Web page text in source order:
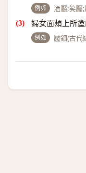
例如 酒靨;笑靨
婦女面頰上所
例如 靨鈿(古代